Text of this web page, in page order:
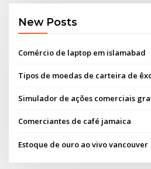
New Posts
Comércio de laptop em islamabad
Tipos de moedas de carteira de
Simulador de ações comerciais
Comerciantes de café jamaica
Estoque de ouro ao vivo vancouver